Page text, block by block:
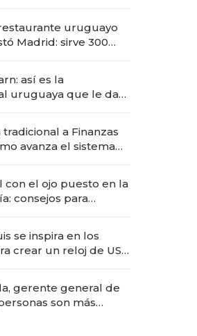
uruguayo
Madrid: sirve 300
así es la
uruguaya que le da
a Finanzas
avanza el sistema
con el ojo puesto en la
consejos para
se inspira en los
crear un reloj de US$
gerente general de
son más